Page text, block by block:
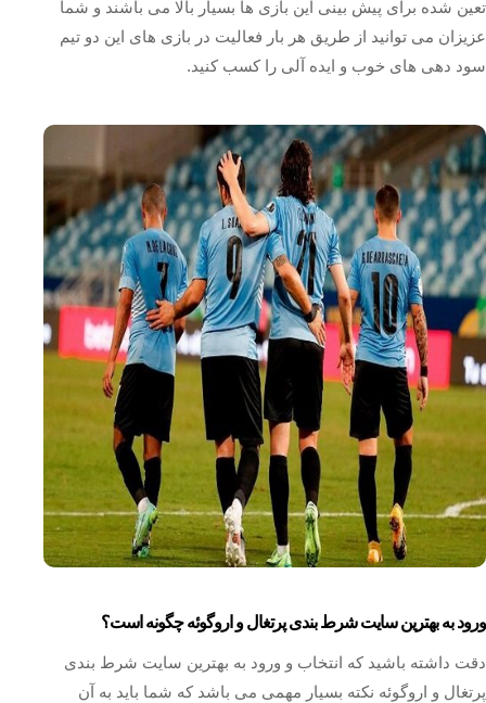
تعین شده برای پیش بینی این بازی ها بسیار بالا می باشند و شما
عزیزان می توانید از طریق هر بار فعالیت در بازی های این دو تیم
سود دهی های خوب و ایده آلی را کسب کنید.
ورود به بهترین سایت شرط بندی پرتغال و اروگوئه چگونه است؟
دقت داشته باشید که انتخاب و ورود به بهترین سایت شرط بندی
پرتغال و اروگوئه نکته بسیار مهمی می باشد که شما باید به آن